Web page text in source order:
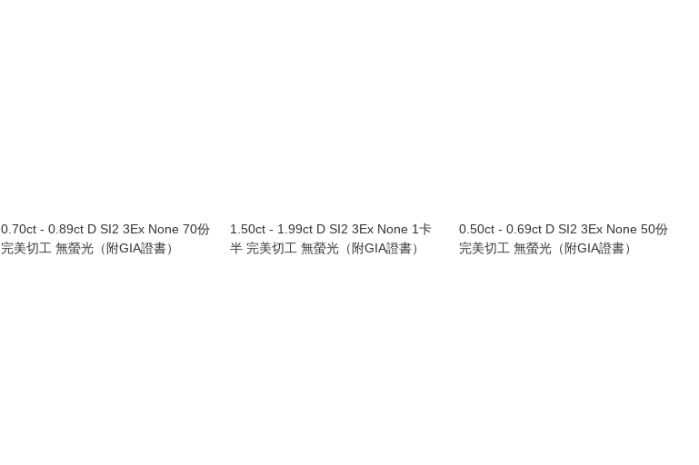
0.70ct - 0.89ct D SI2 3Ex None 70份
完美切工 無螢光（附GIA證書）
1.50ct - 1.99ct D SI2 3Ex None 1卡
半 完美切工 無螢光（附GIA證書）
0.50ct - 0.69ct D SI2 3Ex None 50份
完美切工 無螢光（附GIA證書）